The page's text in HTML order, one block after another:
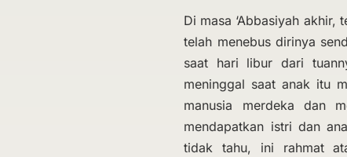
Di masa ‘Abbasiyah akhir,
telah menebus dirinya
saat hari libur dari
meninggal saat anak itu
manusia merdeka dan
mendapatkan istri dan
tidak tahu, ini rahmat